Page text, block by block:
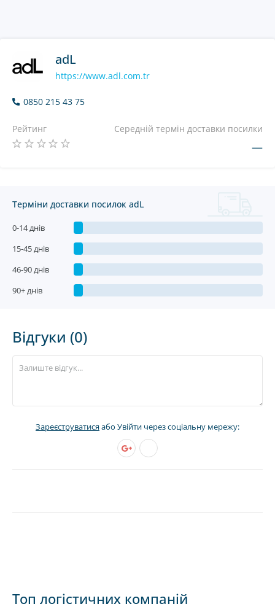
adL
https://www.adl.com.tr
0850 215 43 75
Рейтинг Середній термін доставки посилки
—
Терміни доставки посилок adL
0-14 днів
15-45 днів
46-90 днів
90+ днів
Відгуки (0)
Зареєструватисяабо Увійти через соціальну мережу:
Топ логістичних компаній